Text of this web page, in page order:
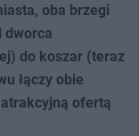
oba brzegi
dworca
do koszar (teraz
łączy obie
ofertą